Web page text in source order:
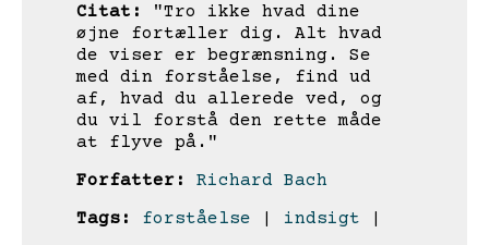
Citat:
"Tro ikke hvad dine
øjne fortæller dig. Alt hvad
de viser er begrænsning. Se
med din forståelse, find ud
af, hvad du allerede ved, og
du vil forstå den rette måde
at flyve på."
Forfatter:
Richard Bach
Tags:
forståelse indsigt